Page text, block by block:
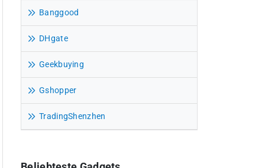
Banggood
DHgate
Geekbuying
Gshopper
TradingShenzhen